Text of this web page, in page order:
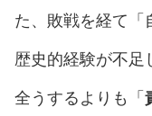
た、敗戦を経て「
歴史的経験が不足
全うするよりも「